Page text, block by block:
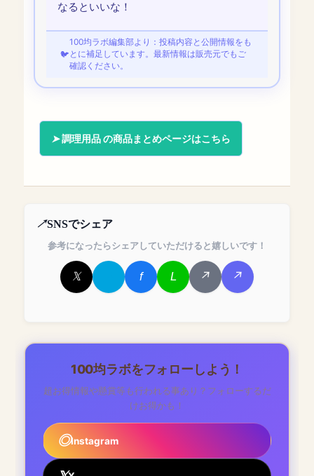
なるといいな！
100均ラボ編集部より：投稿内容と公開情報をも
とに補足しています。最新情報は販売元でもご
確認ください。
調理用品 の商品まとめページはこちら
SNSでシェア
参考になったらシェアしていただけると嬉しいです！
100均ラボをフォローしよう！
超お得情報や懸賞等も行われる事あり？フォローするだ
けお得かも！
Instagram